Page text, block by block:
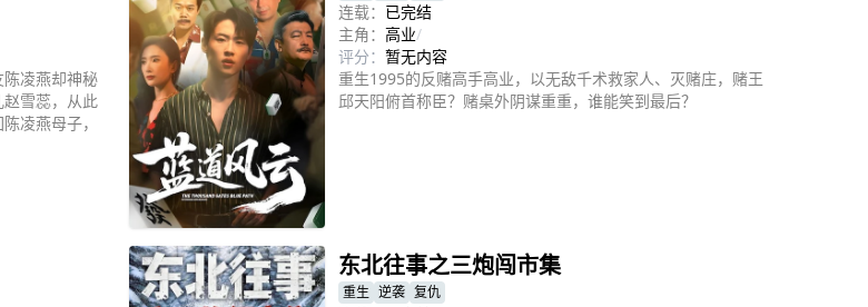
凌燕却神秘
雪蕊，从此
凌燕母子，
连载： 已完结
主角： 高业/
评分： 暂无内容
重生1995的反赌高手高业，以无敌千术救家人、灭赌庄，赌王
邱天阳俯首称臣？赌桌外阴谋重重，谁能笑到最后？
东北往事之三炮闯市集
重生 逆袭 复仇